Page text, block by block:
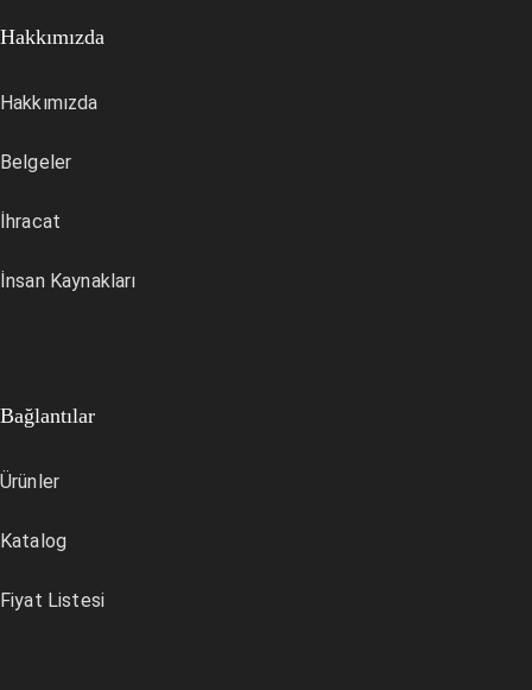
Hakkımızda
Hakkımızda
Belgeler
İhracat
İnsan Kaynakları
Bağlantılar
Ürünler
Katalog
Fiyat Listesi